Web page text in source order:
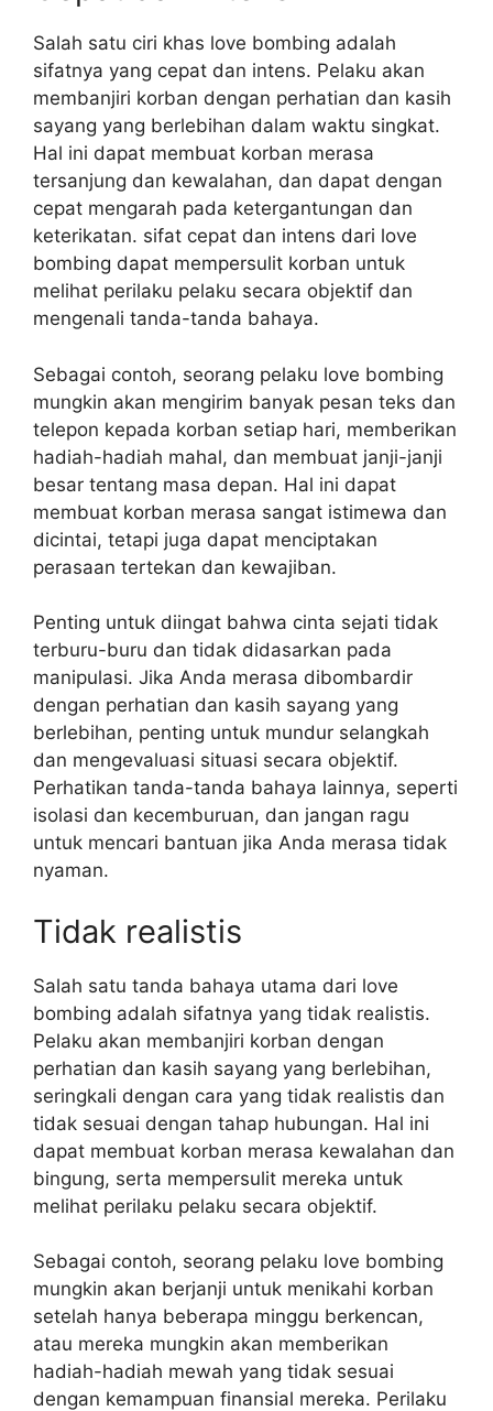
Salah satu ciri khas love bombing adalah
sifatnya yang cepat dan intens. Pelaku akan
membanjiri korban dengan perhatian dan kasih
sayang yang berlebihan dalam waktu singkat.
Hal ini dapat membuat korban merasa
tersanjung dan kewalahan, dan dapat dengan
cepat mengarah pada ketergantungan dan
keterikatan. sifat cepat dan intens dari love
bombing dapat mempersulit korban untuk
melihat perilaku pelaku secara objektif dan
mengenali tanda-tanda bahaya.
Sebagai contoh, seorang pelaku love bombing
mungkin akan mengirim banyak pesan teks dan
telepon kepada korban setiap hari, memberikan
hadiah-hadiah mahal, dan membuat janji-janji
besar tentang masa depan. Hal ini dapat
membuat korban merasa sangat istimewa dan
dicintai, tetapi juga dapat menciptakan
perasaan tertekan dan kewajiban.
Penting untuk diingat bahwa cinta sejati tidak
terburu-buru dan tidak didasarkan pada
manipulasi. Jika Anda merasa dibombardir
dengan perhatian dan kasih sayang yang
berlebihan, penting untuk mundur selangkah
dan mengevaluasi situasi secara objektif.
Perhatikan tanda-tanda bahaya lainnya, seperti
isolasi dan kecemburuan, dan jangan ragu
untuk mencari bantuan jika Anda merasa tidak
nyaman.
Tidak realistis
Salah satu tanda bahaya utama dari love
bombing adalah sifatnya yang tidak realistis.
Pelaku akan membanjiri korban dengan
perhatian dan kasih sayang yang berlebihan,
seringkali dengan cara yang tidak realistis dan
tidak sesuai dengan tahap hubungan. Hal ini
dapat membuat korban merasa kewalahan dan
bingung, serta mempersulit mereka untuk
melihat perilaku pelaku secara objektif.
Sebagai contoh, seorang pelaku love bombing
mungkin akan berjanji untuk menikahi korban
setelah hanya beberapa minggu berkencan,
atau mereka mungkin akan memberikan
hadiah-hadiah mewah yang tidak sesuai
dengan kemampuan finansial mereka. Perilaku